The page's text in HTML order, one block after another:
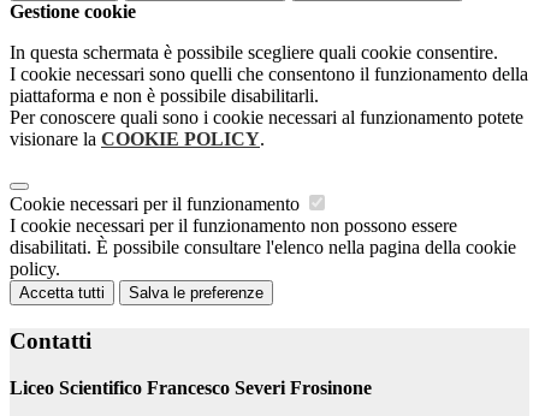
Gestione cookie
In questa schermata è possibile scegliere quali cookie consentire.
I cookie necessari sono quelli che consentono il funzionamento della
piattaforma e non è possibile disabilitarli.
Per conoscere quali sono i cookie necessari al funzionamento potete
visionare la COOKIE POLICY.
Cookie necessari per il funzionamento
I cookie necessari per il funzionamento non possono essere
disabilitati. È possibile consultare l'elenco nella pagina della cookie
policy.
Accetta tutti Salva le preferenze
Contatti
Liceo Scientifico Francesco Severi Frosinone